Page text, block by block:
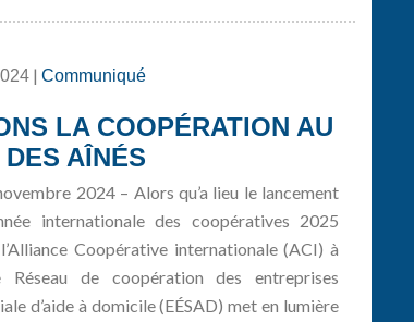
| Communiqué
LA COOPÉRATION AU
AÎNÉS
2024 – Alors qu’a lieu le lancement
internationale des coopératives 2025
Coopérative internationale (ACI) à
de coopération des entreprises
d’aide à domicile (EÉSAD) met en lumière